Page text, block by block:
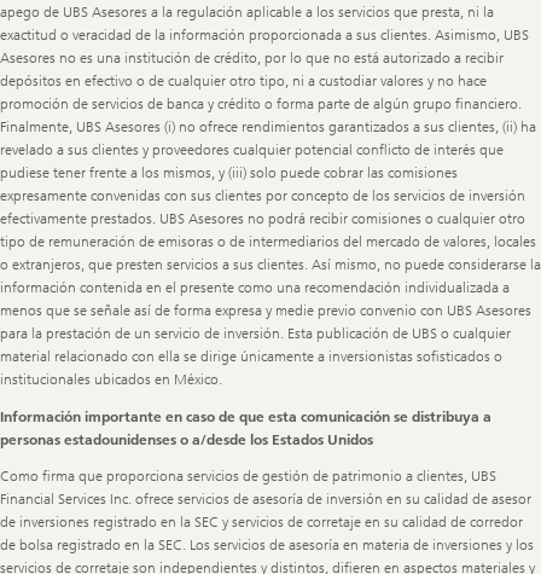
apego de UBS Asesores a la regulación aplicable a los servicios que presta, ni la
exactitud o veracidad de la información proporcionada a sus clientes. Asimismo, UBS
Asesores no es una institución de crédito, por lo que no está autorizado a recibir
depósitos en efectivo o de cualquier otro tipo, ni a custodiar valores y no hace
promoción de servicios de banca y crédito o forma parte de algún grupo financiero.
Finalmente, UBS Asesores (i) no ofrece rendimientos garantizados a sus clientes, (ii) ha
revelado a sus clientes y proveedores cualquier potencial conflicto de interés que
pudiese tener frente a los mismos, y (iii) solo puede cobrar las comisiones
expresamente convenidas con sus clientes por concepto de los servicios de inversión
efectivamente prestados. UBS Asesores no podrá recibir comisiones o cualquier otro
tipo de remuneración de emisoras o de intermediarios del mercado de valores, locales
o extranjeros, que presten servicios a sus clientes. Así mismo, no puede considerarse la
información contenida en el presente como una recomendación individualizada a
menos que se señale así de forma expresa y medie previo convenio con UBS Asesores
para la prestación de un servicio de inversión. Esta publicación de UBS o cualquier
material relacionado con ella se dirige únicamente a inversionistas sofisticados o
institucionales ubicados en México.
Información importante en caso de que esta comunicación se distribuya a
personas estadounidenses o a/desde los Estados Unidos
Como firma que proporciona servicios de gestión de patrimonio a clientes, UBS
Financial Services Inc. ofrece servicios de asesoría de inversión en su calidad de asesor
de inversiones registrado en la SEC y servicios de corretaje en su calidad de corredor
de bolsa registrado en la SEC. Los servicios de asesoría en materia de inversiones y los
servicios de corretaje son independientes y distintos, difieren en aspectos materiales y